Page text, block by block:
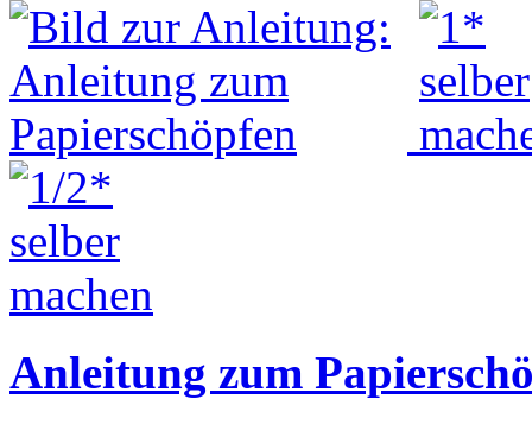
Anleitung zum